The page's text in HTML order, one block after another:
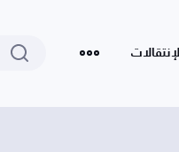
الإنتقالات